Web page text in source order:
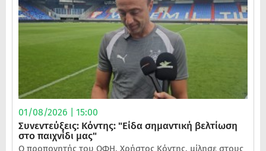
01/08/2026 | 15:00
Συνεντεύξεις: Κόντης: "Είδα σημαντική βελτίωση
στο παιχνίδι μας"
Ο προπονητής του ΟΦΗ, Χρήστος Κόντης, μίλησε στους